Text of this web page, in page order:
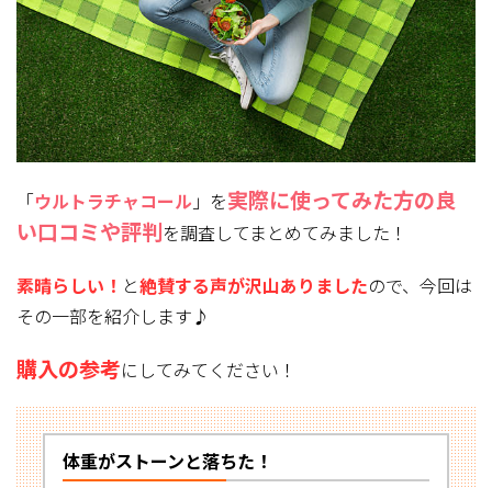
「ウルトラチャコール 」を実際に使ってみた方の良
い口コミや評判を調査してまとめてみました！
素晴らしい！ と絶賛する声が沢山ありましたので、今回は
その一部を紹介します♪
購入の参考にしてみてください！
体重がストーンと落ちた！